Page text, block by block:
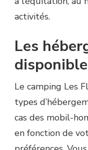
activités.
Les
Le camping Les
types
cas des mobil-
en fonction de